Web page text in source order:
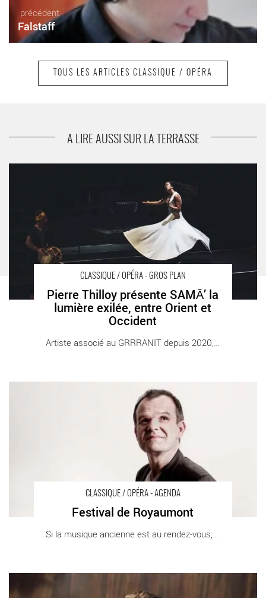
précédent
Falstaff
Classique et aussi...
TOUS LES ARTICLES CLASSIQUE / OPÉRA
A LIRE AUSSI SUR LA TERRASSE
CLASSIQUE / OPÉRA - GROS PLAN
Pierre Thilloy présente SAMĀ’ la
lumière exilée, entre Orient et
Occident
Occident - Critique sortie Classique / Opéra Belfort Le
CLASSIQUE / OPÉRA - AGENDA
Festival de Royaumont
Festival de Royaumont - Critique sortie Classique / Opéra
Classique / Opéra Paris Théâtre du Châtelet